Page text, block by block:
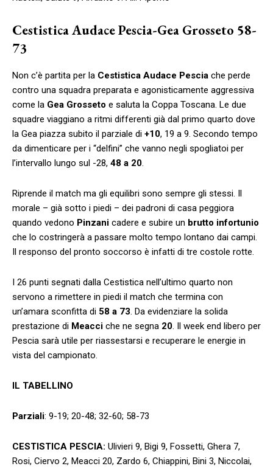
Cestistica Audace Pescia-Gea Grosseto 58-
73
Non c’è partita per la Cestistica Audace Pescia che perde
contro una squadra preparata e agonisticamente aggressiva
come la Gea Grosseto e saluta la Coppa Toscana. Le due
squadre viaggiano a ritmi differenti già dal primo quarto dove
la Gea piazza subito il parziale di +10, 19 a 9. Secondo tempo
da dimenticare per i “delfini” che vanno negli spogliatoi per
l’intervallo lungo sul -28, 48 a 20.
Riprende il match ma gli equilibri sono sempre gli stessi. Il
morale – già sotto i piedi – dei padroni di casa peggiora
quando vedono Pinzani cadere e subire un brutto infortunio
che lo costringerà a passare molto tempo lontano dai campi.
Il responso del pronto soccorso è infatti di tre costole rotte.
I 26 punti segnati dalla Cestistica nell’ultimo quarto non
servono a rimettere in piedi il match che termina con
un’amara sconfitta di 58 a 73. Da evidenziare la solida
prestazione di Meacci che ne segna 20. Il week end libero per
Pescia sarà utile per riassestarsi e recuperare le energie in
vista del campionato.
IL TABELLINO
Parziali: 9-19; 20-48; 32-60; 58-73
CESTISTICA PESCIA: Ulivieri 9, Bigi 9, Fossetti, Ghera 7,
Rosi, Ciervo 2, Meacci 20, Zardo 6, Chiappini, Bini 3, Niccolai,